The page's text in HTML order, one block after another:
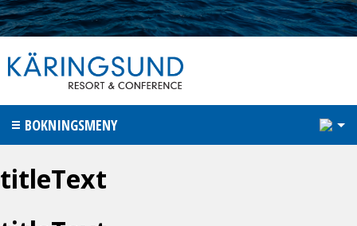
BOKNINGSMENY
titleText